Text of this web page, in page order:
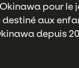
pour le
aux
depuis